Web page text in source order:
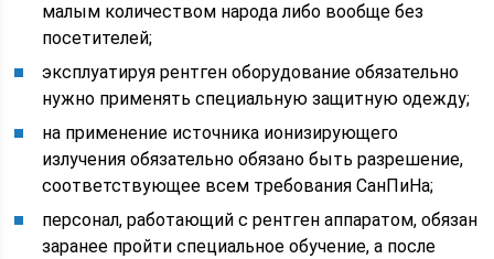
малым количеством народа либо вообще без
посетителей;
эксплуатируя рентген оборудование обязательно
нужно применять специальную защитную одежду;
на применение источника ионизирующего
излучения обязательно обязано быть разрешение,
соответствующее всем требования СанПиНа;
персонал, работающий с рентген аппаратом, обязан
заранее пройти специальное обучение, а после